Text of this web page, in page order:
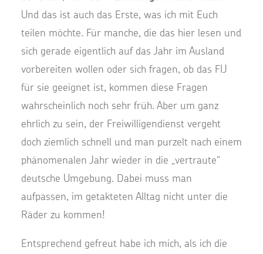
Und das ist auch das Erste, was ich mit Euch
teilen möchte. Für manche, die das hier lesen und
sich gerade eigentlich auf das Jahr im Ausland
vorbereiten wollen oder sich fragen, ob das FIJ
für sie geeignet ist, kommen diese Fragen
wahrscheinlich noch sehr früh. Aber um ganz
ehrlich zu sein, der Freiwilligendienst vergeht
doch ziemlich schnell und man purzelt nach einem
phänomenalen Jahr wieder in die „vertraute“
deutsche Umgebung. Dabei muss man
aufpassen, im getakteten Alltag nicht unter die
Räder zu kommen!
Entsprechend gefreut habe ich mich, als ich die